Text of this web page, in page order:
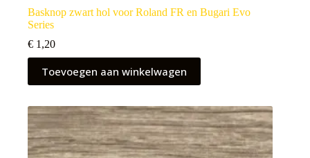
Basknop zwart hol voor Roland FR en Bugari Evo
Series
€ 1,20
Toevoegen aan winkelwagen